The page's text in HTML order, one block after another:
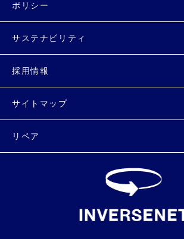
ポリシー
サステナビリティ
採用情報
サイトマップ
リペア